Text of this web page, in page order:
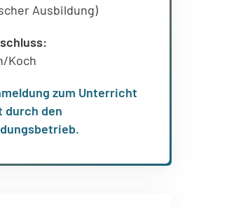
Ausbildung)
Koch
zum Unterricht
durch den